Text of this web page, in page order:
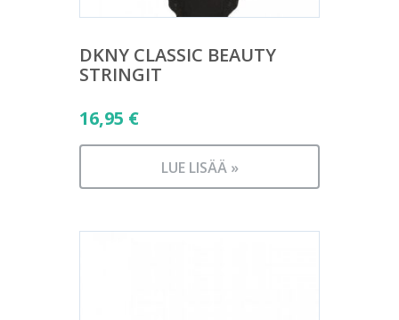
DKNY CLASSIC BEAUTY
STRINGIT
16,95 €
LUE LISÄÄ »